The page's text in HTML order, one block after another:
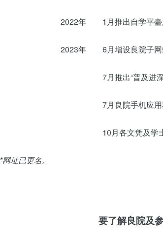
2022年 1月推出自学平臺
2023年 6月增设良院子
7月推出“普及进深
7月良院手机应用
10月各文凭及学
*网址已更名。
要了解良院及